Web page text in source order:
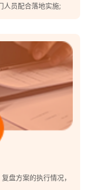
人员配合落地实施;
盘方案的执行情况，